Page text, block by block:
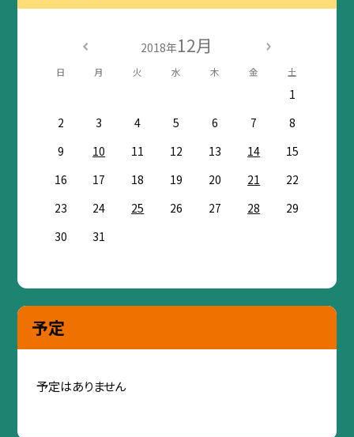
2018年12月
日 月 火 水 木 金 土
1
2
3 4 5 6 7
8
9
10 11 12 13 14
15
16
17 18 19 20 21
22
23
24 25 26 27 28
29
30
31
予定
予定はありません